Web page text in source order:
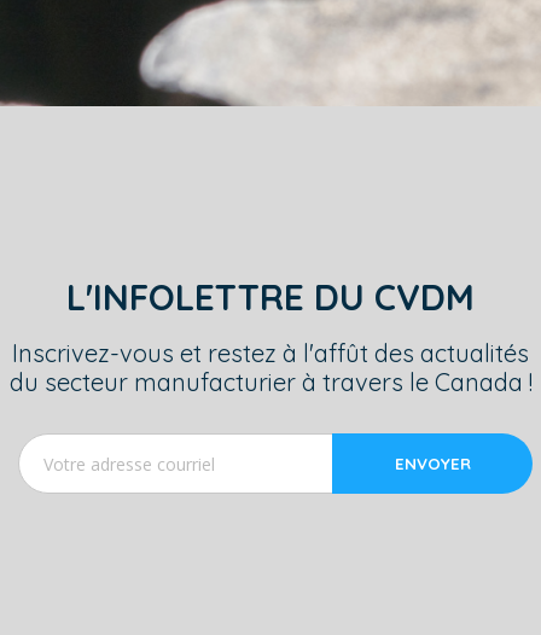
L'INFOLETTRE DU CVDM
Inscrivez-vous et restez à l'affût des actualités
du secteur manufacturier à travers le Canada !
ENVOYER